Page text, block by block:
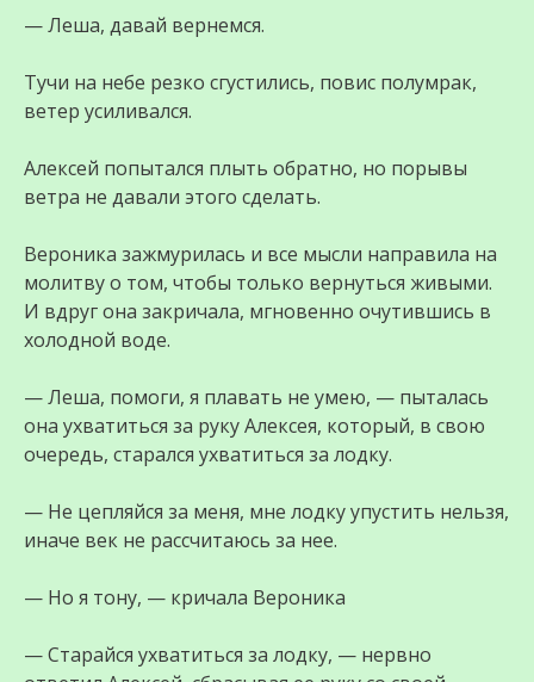
— Леша, давай вернемся.
Тучи на небе резко сгустились, повис полумрак,
ветер усиливался.
Алексей попытался плыть обратно, но порывы
ветра не давали этого сделать.
Вероника зажмурилась и все мысли направила на
молитву о том, чтобы только вернуться живыми.
И вдруг она закричала, мгновенно очутившись в
холодной воде.
— Леша, помоги, я плавать не умею, — пыталась
она ухватиться за руку Алексея, который, в свою
очередь, старался ухватиться за лодку.
— Не цепляйся за меня, мне лодку упустить нельзя,
иначе век не рассчитаюсь за нее.
— Но я тону, — кричала Вероника
— Старайся ухватиться за лодку, — нервно